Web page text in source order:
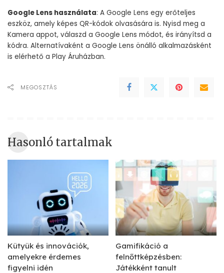
Google Lens használata: A Google Lens egy erőteljes
eszköz, amely képes QR-kódok olvasására is. Nyisd meg a
Kamera appot, válaszd a Google Lens módot, és irányítsd a
kódra. Alternatívaként a Google Lens önálló alkalmazásként
is elérhető a Play Áruházban.
MEGOSZTÁS
Hasonló tartalmak
Kütyük és innovációk,
amelyekre érdemes
figyelni idén
Gamifikáció a
felnőttképzésben:
Játékként tanult